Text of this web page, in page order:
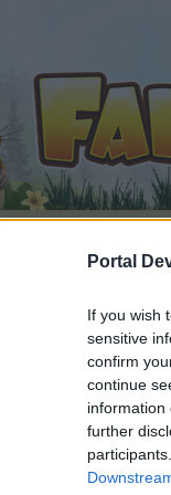
Portal
If you wish
sensitive
confirm
continue
information
further
Rest Youtube,
Beitrag
an den